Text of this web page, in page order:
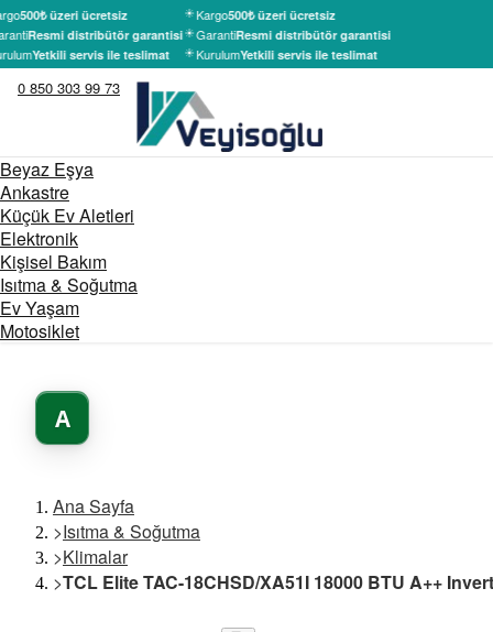
500₺ üzeri ücretsiz
Resmi distribütör garantisi
Yetkili servis ile teslimat
Kargo500₺ üzeri ücretsiz
GarantiResmi distribütör garantisi
KurulumYetkili servis ile teslimat
0 850 303 99 73
Beyaz Eşya
Ankastre
Küçük Ev Aletleri
Elektronik
Kişisel Bakım
Isıtma & Soğutma
Ev Yaşam
Motosiklet
A
Ana Sayfa
>Isıtma & Soğutma
>Klimalar
>TCL Elite TAC-18CHSD/XA51I 18000 BTU A++